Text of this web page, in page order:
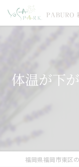
体温が下